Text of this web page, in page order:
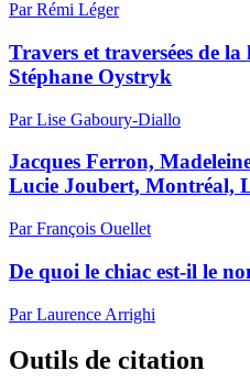
Par Rémi Léger
Travers et traversées de
Stéphane Oystryk
Par Lise Gaboury-Diallo
Jacques Ferron,
Lucie Joubert, Montréal,
Par François Ouellet
De quoi le chiac est-il le
Par Laurence Arrighi
Outils de citation